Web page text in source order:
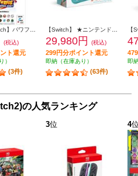
【B】 【Switch】パワフルプロ野球2026-2027
(税込)
ト還元
）
(3件)
【Switch】 ★ニンテンドースイッチ ライト 本体 Nintendo Switch Lite ターコイズ
29,980円 (税込)
299円分ポイント還元
即納（在庫あり）
(63件)
即
の人気ランキング
3位 4